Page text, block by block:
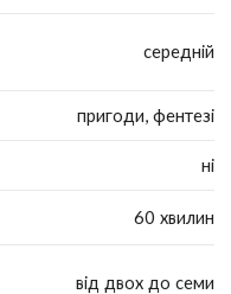
середній
пригоди, фентезі
ні
60 хвилин
від двох до семи